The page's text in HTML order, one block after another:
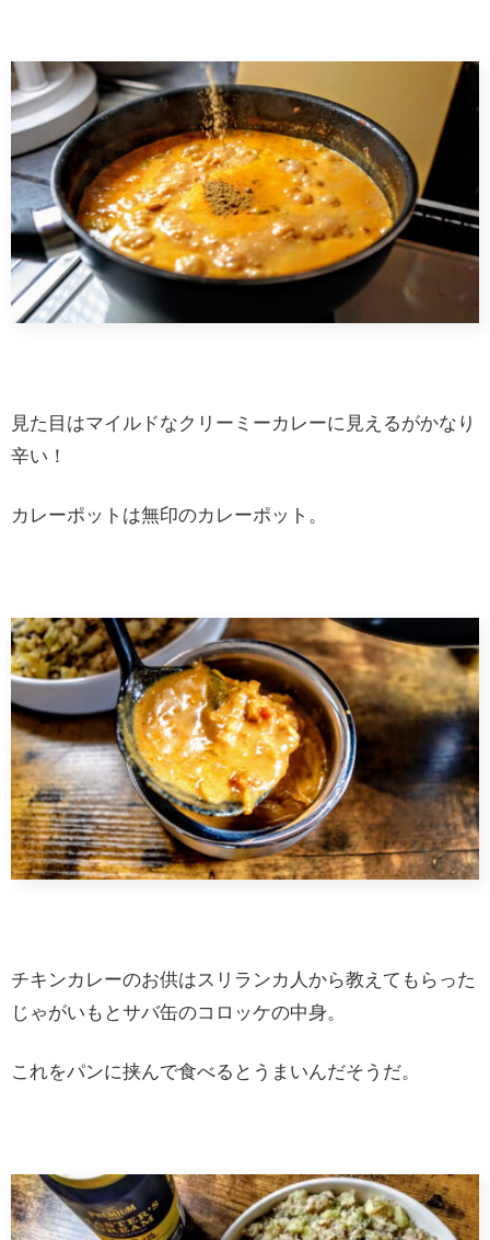
見た目はマイルドなクリーミーカレーに見えるがかなり
辛い！
カレーポットは無印のカレーポット。
チキンカレーのお供はスリランカ人から教えてもらった
じゃがいもとサバ缶のコロッケの中身。
これをパンに挟んで食べるとうまいんだそうだ。